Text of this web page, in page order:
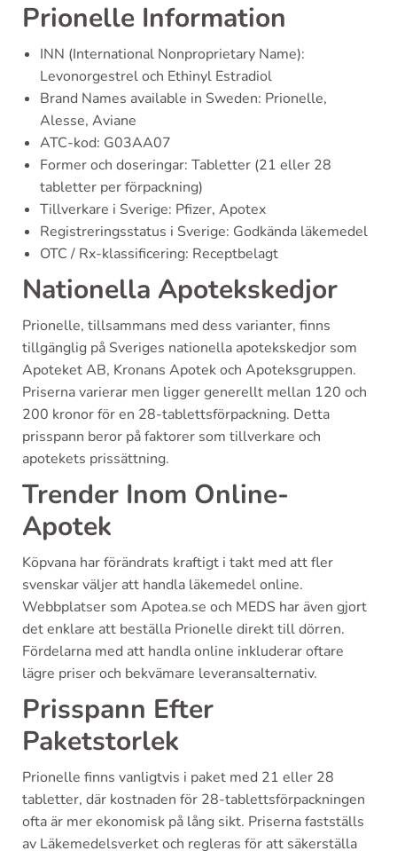
Prionelle Information
INN (International Nonproprietary Name):
Levonorgestrel och Ethinyl Estradiol
Brand Names available in Sweden: Prionelle,
Alesse, Aviane
ATC-kod: G03AA07
Former och doseringar: Tabletter (21 eller 28
tabletter per förpackning)
Tillverkare i Sverige: Pfizer, Apotex
Registreringsstatus i Sverige: Godkända läkemedel
OTC / Rx-klassificering: Receptbelagt
Nationella Apotekskedjor
Prionelle, tillsammans med dess varianter, finns
tillgänglig på Sveriges nationella apotekskedjor som
Apoteket AB, Kronans Apotek och Apoteksgruppen.
Priserna varierar men ligger generellt mellan 120 och
200 kronor för en 28-tablettsförpackning. Detta
prisspann beror på faktorer som tillverkare och
apotekets prissättning.
Trender Inom Online-
Apotek
Köpvana har förändrats kraftigt i takt med att fler
svenskar väljer att handla läkemedel online.
Webbplatser som Apotea.se och MEDS har även gjort
det enklare att beställa Prionelle direkt till dörren.
Fördelarna med att handla online inkluderar oftare
lägre priser och bekvämare leveransalternativ.
Prisspann Efter
Paketstorlek
Prionelle finns vanligtvis i paket med 21 eller 28
tabletter, där kostnaden för 28-tablettsförpackningen
ofta är mer ekonomisk på lång sikt. Priserna fastställs
av Läkemedelsverket och regleras för att säkerställa